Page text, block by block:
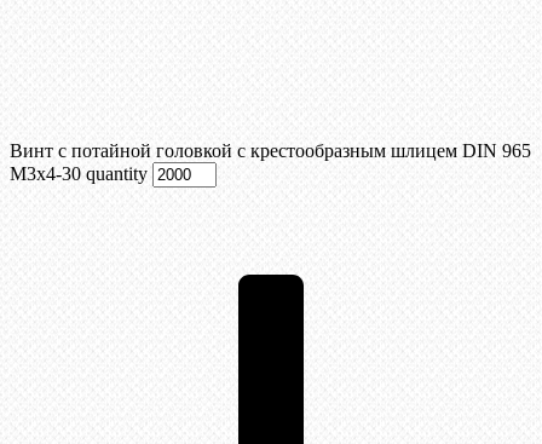
Винт с потайной головкой с крестообразным шлицем DIN 965
М3х4-30 quantity